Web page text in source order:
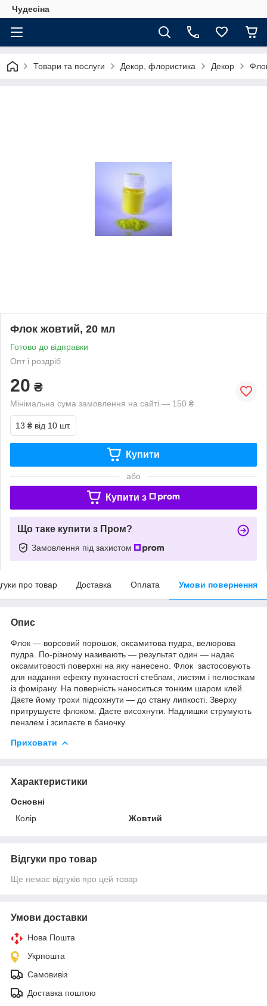
Чудесіна
Товари та послуги Декор, флористика Декор
Флок жовтий, 20 мл
Готово до відправки
Опт і роздріб
20 ₴
Мінімальна сума замовлення на сайті — 150 ₴
13 ₴ від 10 шт.
Купити
або
Купити з
Що таке купити з Пром?
Замовлення під захистом
про товар Доставка Оплата Умови повернення
Опис
Флок — ворсовий порошок, оксамитова пудра, велюрова
пудра. По-різному називають ― результат один — надає
оксамитовості поверхні на яку нанесено. Флок застосовують
для надання ефекту пухнастості стеблам, листям і пелюсткам
із фомірану. На поверність наноситься тонким шаром клей.
Даєте йому трохи підсохнути — до стану липкості. Зверху
притрушуєте флоком. Даєте висохнути. Надлишки струмують
пензлем і зсипаєте в баночку.
Приховати
Характеристики
Основні
Колір
Жовтий
Відгуки про товар
Ще немає відгуків про цей товар
Умови доставки
Нова Пошта
Укрпошта
Самовивіз
Доставка поштою